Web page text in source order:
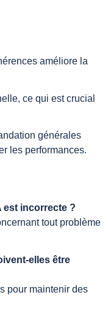
améliore la
ce qui est crucial
générales
les performances.
est incorrecte ?
tout problème
elles être
pour maintenir des